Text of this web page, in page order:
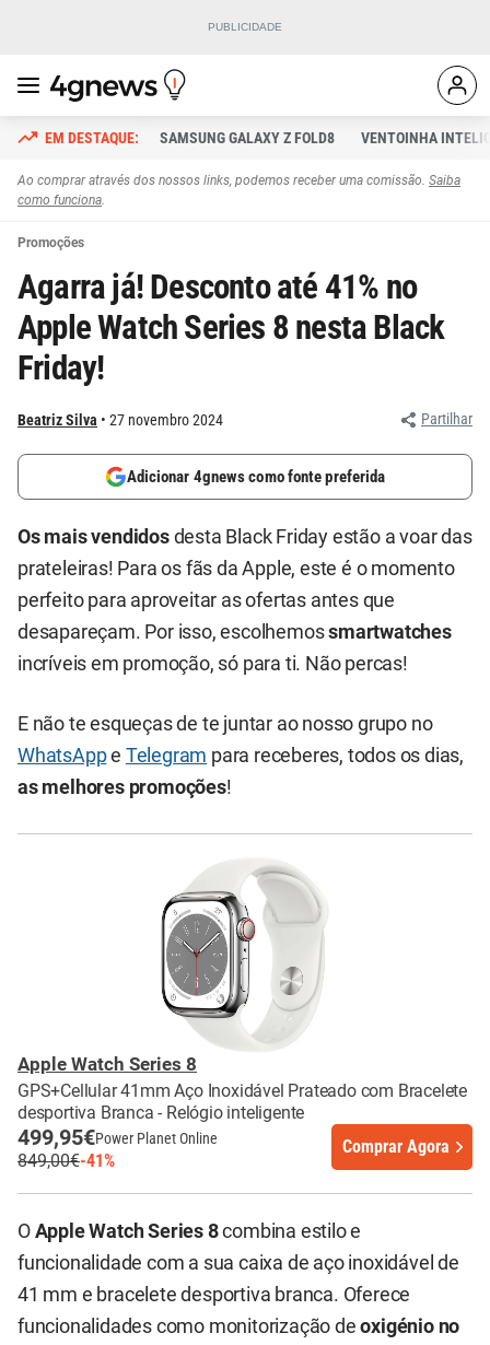
SAMSUNG GALAXY Z FOLD8 VENTOINHA
Ao comprar através dos nossos links, podemos receber uma comissão. Saiba
como funciona.
Promoções
Agarra já! Desconto até 41% no
Apple Watch Series 8 nesta Black
Friday!
Beatriz Silva 27 novembro 2024 Partilhar
Adicionar 4gnews como fonte preferida
Os mais vendidosdesta Black Friday estão a voar das
prateleiras! Para os fãs da Apple, este é o momento
perfeito para aproveitar as ofertas antes que
desapareçam. Por isso, escolhemossmartwatches
incríveis em promoção, só para ti. Não percas!
E não te esqueças de te juntar ao nosso grupo no
WhatsAppe Telegram para receberes, todos os dias,
as melhores promoções!
Apple Watch Series 8
GPS+Cellular 41mm Aço Inoxidável Prateado com Bracelete
desportiva Branca - Relógio inteligente
499,95€Power Planet Online
849,00€-41%
Comprar Agora
O Apple Watch Series 8combina estilo e
funcionalidade com a sua caixa de aço inoxidável de
41 mm e bracelete desportiva branca. Oferece
funcionalidades como monitorização deoxigénio no